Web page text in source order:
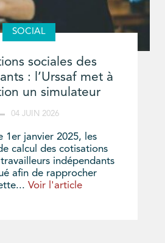
SOCIAL
sociales des
: l’Urssaf met à
un simulateur
04 JUIN 2026
1er janvier 2025, les
calcul des cotisations
indépendants
afin de rapprocher
Voir l'article